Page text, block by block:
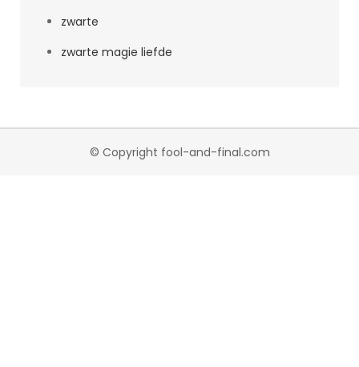
zwarte
zwarte magie liefde
© Copyright fool-and-final.com